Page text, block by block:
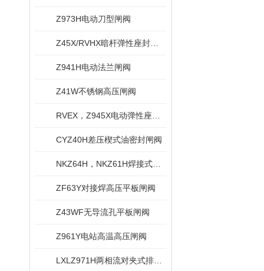
Z973H电动刀型闸阀
Z941H电动法兰闸阀
Z41W不锈钢高压闸阀
CYZ40H差压楔式油密封闸阀
ZF63Y对接焊高压平板闸阀
Z43WF无导流孔平板闸阀
Z961Y电站高温高压闸阀